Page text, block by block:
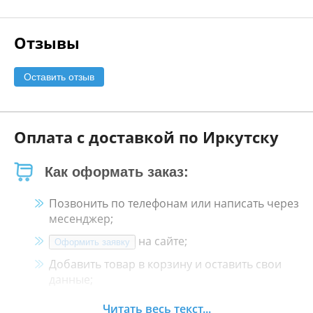
Отзывы
Оставить отзыв
Оплата с доставкой по Иркутску
Как оформать заказ:
Позвонить по телефонам или написать через
месенджер;
Оформить заявку
на сайте;
Добавить товар в корзину и оставить свои
данные;
Менеджер свяжется с Вами в течение 30
Читать весь текст...